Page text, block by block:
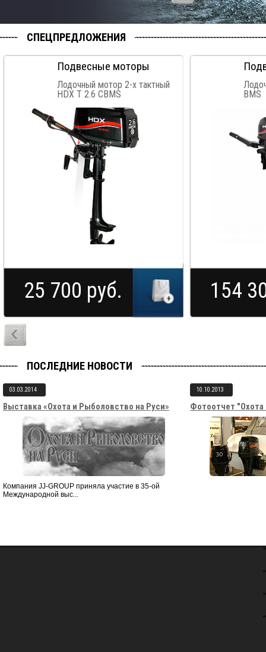
СПЕЦПРЕДЛОЖЕНИЯ
Подвесные моторы
Лодочный мотор 2-х тактный
HDX T 2.6 CBMS
25 700 руб.
BMS
154
‹
ПОСЛЕДНИЕ НОВОСТИ
03.03.2014
Выставка «Охота и Рыболовство на Руси»
Компания JJ-GROUP приняла участие в 35-ой
Международной выс...
10.10.2013
Фотоотчет